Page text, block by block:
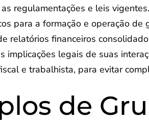
regulamentações e leis
para a formação e operação
relatórios financeiros
implicações legais de suas
e trabalhista, para evitar
de